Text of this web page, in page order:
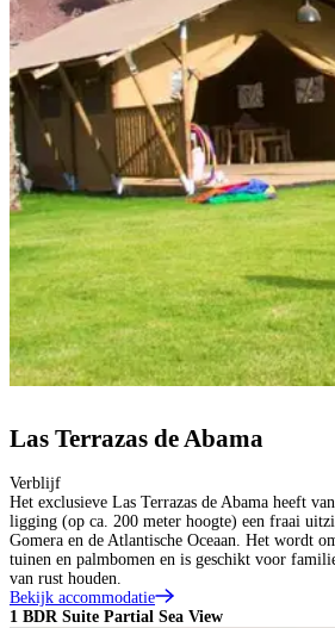
Las Terrazas de Abama
Verblijf
Het exclusieve Las Terrazas de Abama heeft
ligging (op ca. 200 meter hoogte) een fraai
Gomera en de Atlantische Oceaan. Het wordt
tuinen en palmbomen en is geschikt voor
van rust houden.
Bekijk accommodatie
1 BDR Suite Partial Sea View